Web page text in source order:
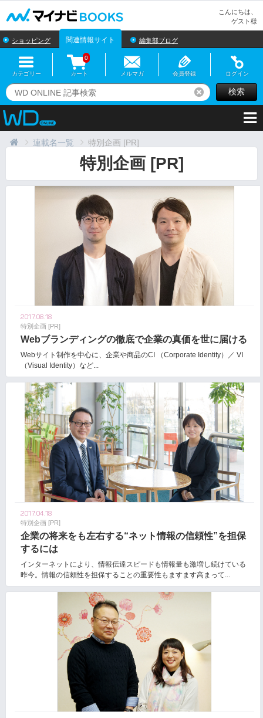
こんにちは、
ゲスト様
ショッピング 関連情報サイト 編集部ブログ
カテゴリー カート
0
メルマガ 会員登録 ログイン
リセット検索
連載名一覧 特別企画 [PR]
特別企画 [PR]
2017.08.18
特別企画 [PR]
Webブランディングの徹底で企業の真価を世に届ける
Webサイト制作を中心に、企業や商品のCI （Corporate Identity）／ VI
（Visual Identity）など...
2017.04.18
特別企画 [PR]
企業の将来をも左右する“ネット情報の信頼性”を担保
するには
インターネットにより、情報伝達スピードも情報量も激増し続けている
昨今。情報の信頼性を担保することの重要性もますます高まって...